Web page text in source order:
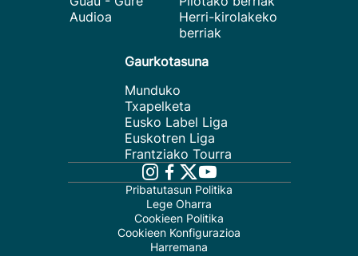
Audioa
Herri-kirolakeko
berriak
Gaurkotasuna
Munduko
Txapelketa
Eusko Label Liga
Euskotren Liga
Frantziako Tourra
Pribatutasun Politika
Lege Oharra
Cookieen Politika
Cookieen Konfigurazioa
Harremana